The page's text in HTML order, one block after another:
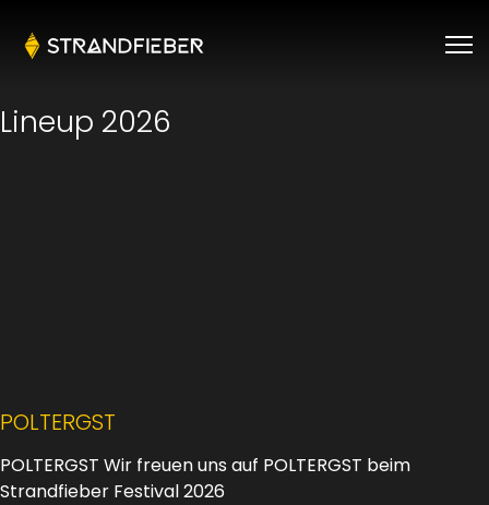
Lineup 2026
POLTERGST
POLTERGST Wir freuen uns auf POLTERGST beim
Strandfieber Festival 2026